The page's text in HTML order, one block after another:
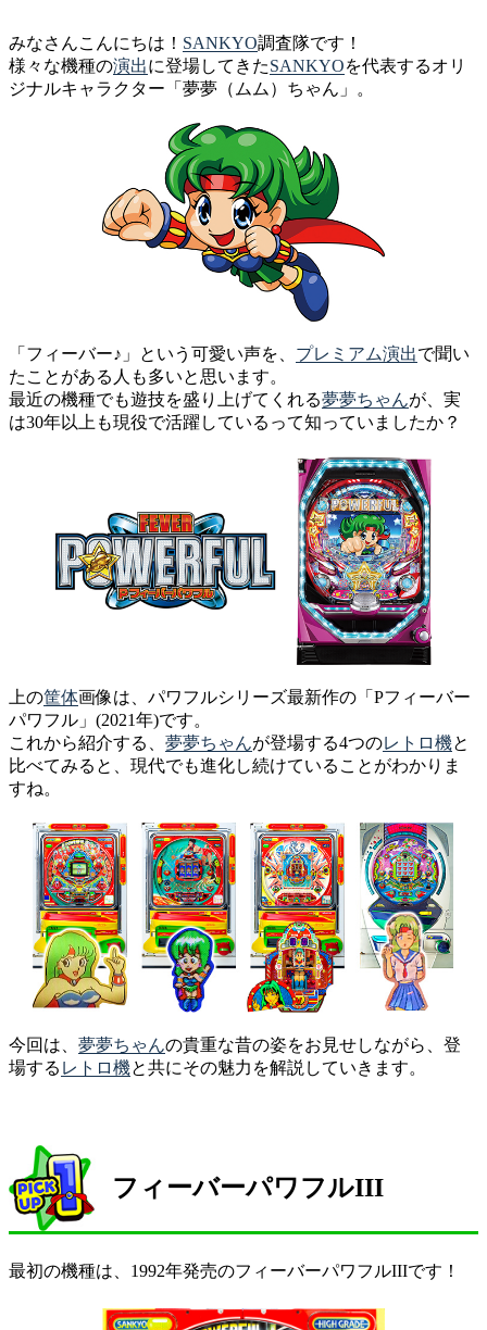
みなさんこんにちは！ SANKYO調査隊です！
様々な機種の演出に登場してきたSANKYOを代表するオリ
ジナルキャラクター「夢夢（ムム）ちゃん」。
「フィーバー♪」という可愛い声を、 プレミアム演出で聞い
たことがある人も多いと思います。
最近の機種でも遊技を盛り上げてくれる夢夢ちゃんが、実
は30年以上も現役で活躍しているって知っていましたか？
上の筐体画像は、パワフルシリーズ最新作の「Pフィーバー
パワフル」(2021年)です。
これから紹介する、夢夢ちゃんが登場する4つのレトロ機と
比べてみると、現代でも進化し続けていることがわかりま
すね。
今回は、夢夢ちゃんの貴重な昔の姿をお見せしながら、登
場する レトロ機と共にその魅力を解説していきます。
フィーバーパワフルIII
最初の機種は、1992年発売のフィーバーパワフルIIIです！